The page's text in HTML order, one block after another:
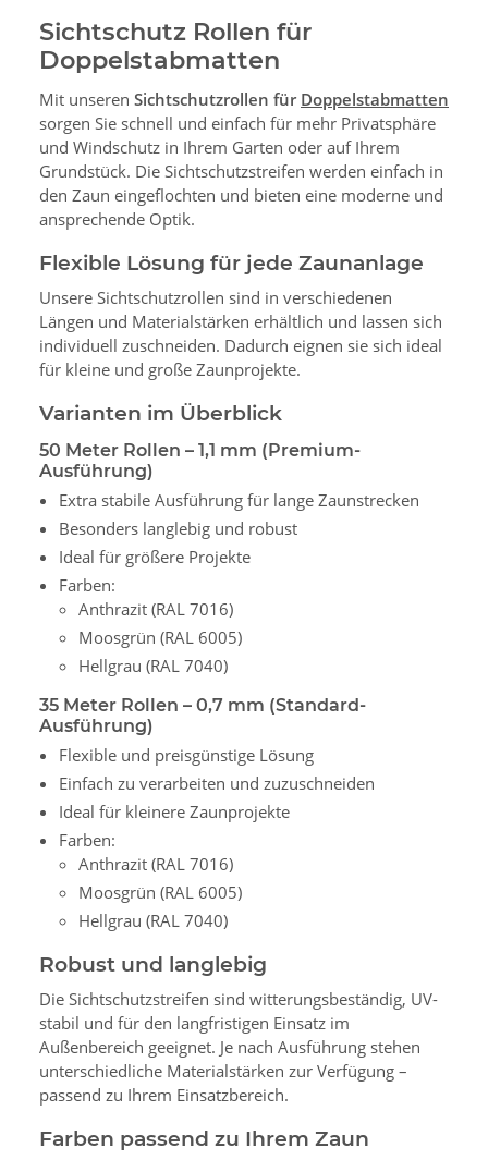
Sichtschutz Rollen für
Doppelstabmatten
Mit unseren Sichtschutzrollen für Doppelstabmatten
sorgen Sie schnell und einfach für mehr Privatsphäre
und Windschutz in Ihrem Garten oder auf Ihrem
Grundstück. Die Sichtschutzstreifen werden einfach in
den Zaun eingeflochten und bieten eine moderne und
ansprechende Optik.
Flexible Lösung für jede Zaunanlage
Unsere Sichtschutzrollen sind in verschiedenen
Längen und Materialstärken erhältlich und lassen sich
individuell zuschneiden. Dadurch eignen sie sich ideal
für kleine und große Zaunprojekte.
Varianten im Überblick
50 Meter Rollen – 1,1 mm (Premium-
Ausführung)
Extra stabile Ausführung für lange Zaunstrecken
Besonders langlebig und robust
Ideal für größere Projekte
Farben:
Anthrazit (RAL 7016)
Moosgrün (RAL 6005)
Hellgrau (RAL 7040)
35 Meter Rollen – 0,7 mm (Standard-
Ausführung)
Flexible und preisgünstige Lösung
Einfach zu verarbeiten und zuzuschneiden
Ideal für kleinere Zaunprojekte
Farben:
Anthrazit (RAL 7016)
Moosgrün (RAL 6005)
Hellgrau (RAL 7040)
Robust und langlebig
Die Sichtschutzstreifen sind witterungsbeständig, UV-
stabil und für den langfristigen Einsatz im
Außenbereich geeignet. Je nach Ausführung stehen
unterschiedliche Materialstärken zur Verfügung –
passend zu Ihrem Einsatzbereich.
Farben passend zu Ihrem Zaun